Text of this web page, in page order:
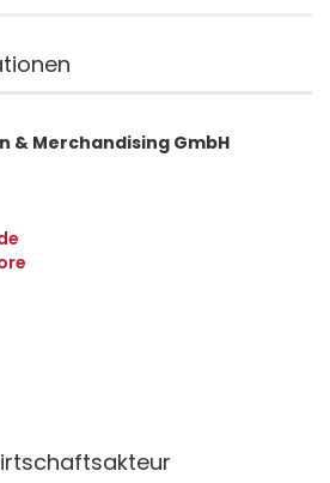
& Merchandising GmbH